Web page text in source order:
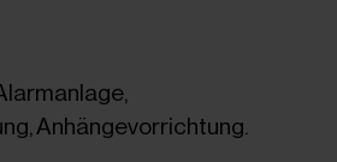
Anhängevorrichtung.